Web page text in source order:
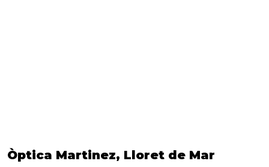
Òptica Martinez, Lloret de Mar